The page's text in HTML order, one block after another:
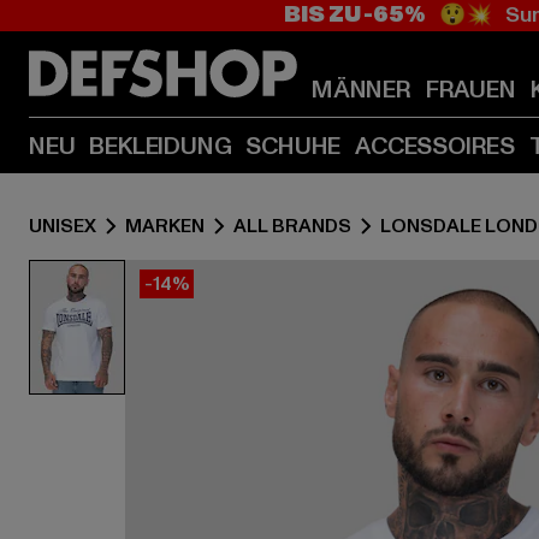
BIS ZU -65% 😲💥
MÄNNER FRAUEN
NEU BEKLEIDUNG SCHUHE ACCESSOIRES
UNISEX MARKEN ALL BRANDS LONSDALE
-14%